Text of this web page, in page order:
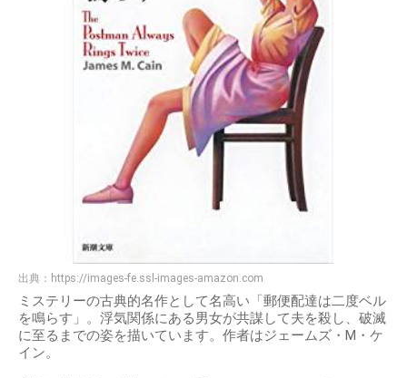
出典： https://images-fe.ssl-images-amazon.com
ミステリーの古典的名作として名高い「郵便配達は二度ベル
を鳴らす」。浮気関係にある男女が共謀して夫を殺し、破滅
に至るまでの姿を描いています。作者はジェームズ・M・ケ
イン。